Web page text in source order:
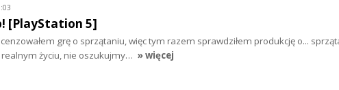
[PlayStation 5]
grę o sprzątaniu, więc tym razem sprawdziłem produkcję o...
realnym życiu, nie oszukujmy… » więcej